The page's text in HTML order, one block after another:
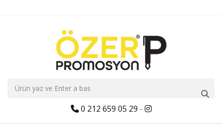
0 212 659 05 29 -